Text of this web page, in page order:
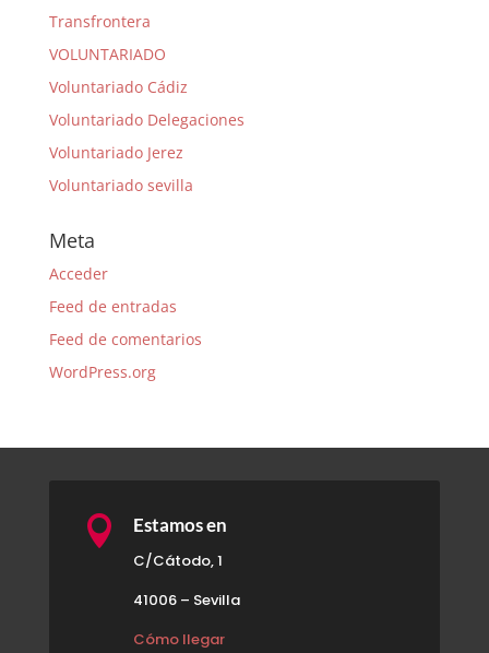
Transfrontera
VOLUNTARIADO
Voluntariado Cádiz
Voluntariado Delegaciones
Voluntariado Jerez
Voluntariado sevilla
Meta
Acceder
Feed de entradas
Feed de comentarios
WordPress.org
 Estamos en
C/Cátodo, 1
41006 – Sevilla
Cómo llegar